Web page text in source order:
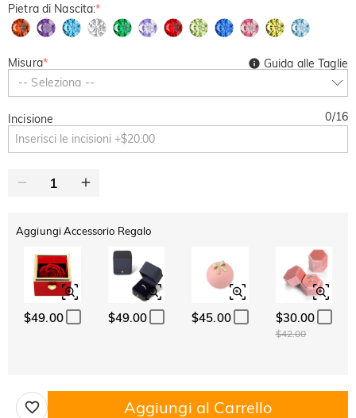
Pietra di Nascita:*
Misura*
-- Seleziona --
Guida alle Taglie
Incisione 0/16
Aggiungi Accessorio Regalo
$49.00 $49.00 $45.00 $30.00
$42.00
Aggiungi al Carrello